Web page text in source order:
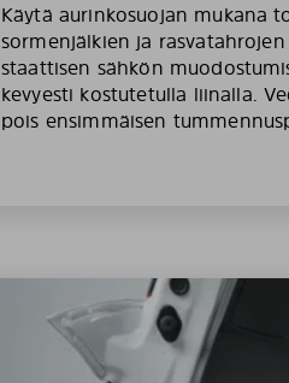
Käytä aurinkosuojan mukana
sormenjälkien ja
staattisen sähkön
kevyesti kostutetulla liinalla.
pois ensimmäisen